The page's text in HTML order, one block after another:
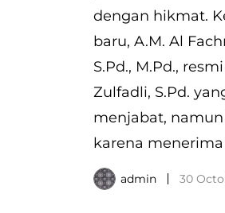
dengan hikmat.
baru, A.M. Al
S.Pd., M.Pd.,
Zulfadli, S.Pd.
menjabat,
karena
admin 30